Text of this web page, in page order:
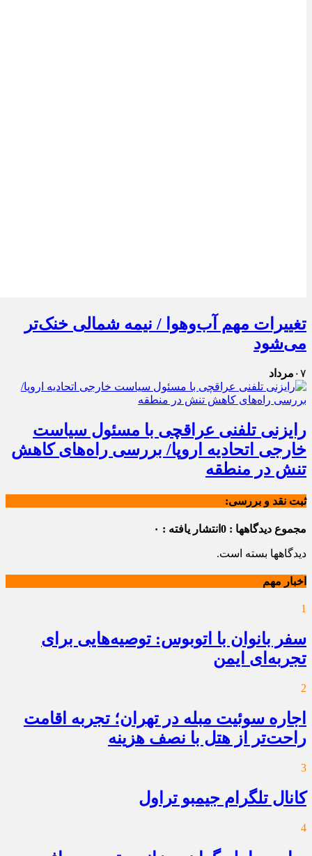
تغییرات مهم آب‌وهوا / نیمه شمالی خنک‌تر
می‌شود
۰۷ مرداد
رایزنی تلفنی عراقچی با مسئول سیاست
خارجی اتحادیه اروپا/ بررسی راه‌های کاهش
تنش در منطقه
ثبت نقد و بررسی:
مجموع دیدگاهها : 0 انتشار یافته : ۰
دیدگاهها بسته است.
اخبار مهم
1
سفر بانوان با اتوبوس: توصیه‌هایی برای
تجربه‌ای ایمن
2
اجاره سوئیت مبله در تهران؛ تجربه اقامت
راحت‌تر از هتل با نصف هزینه
3
کانال تلگرام جیمبو تراول
4